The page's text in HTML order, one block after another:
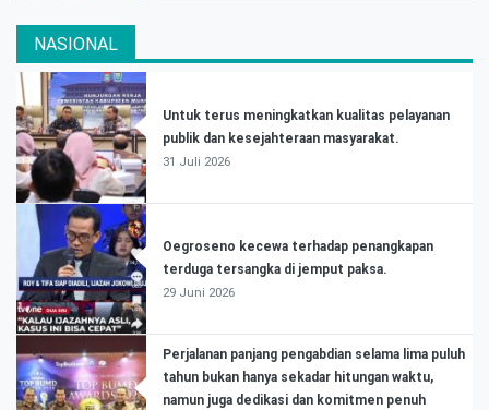
NASIONAL
Untuk terus meningkatkan kualitas pelayanan
publik dan kesejahteraan masyarakat.
31 Juli 2026
Oegroseno kecewa terhadap penangkapan
terduga tersangka di jemput paksa.
29 Juni 2026
Perjalanan panjang pengabdian selama lima puluh
tahun bukan hanya sekadar hitungan waktu,
namun juga dedikasi dan komitmen penuh